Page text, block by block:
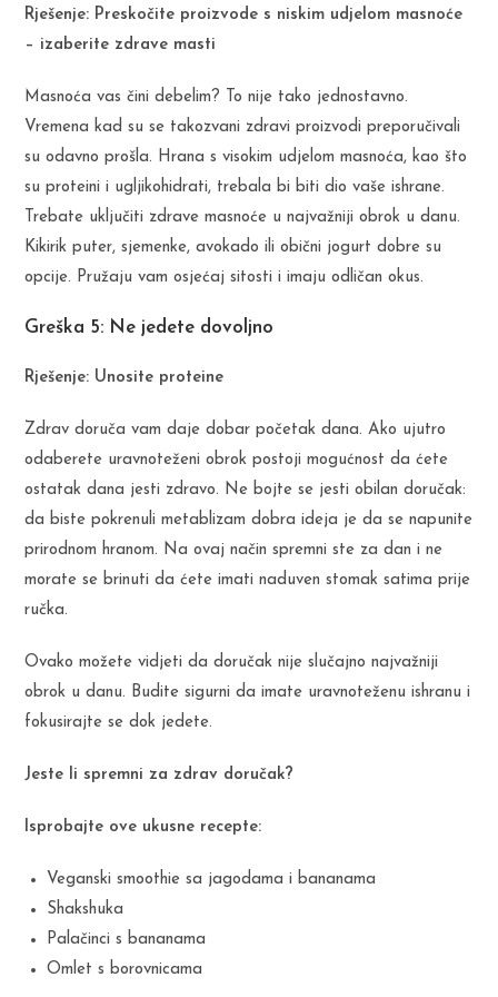
Rješenje: Preskočite proizvode s niskim udjelom masnoće
– izaberite zdrave masti
Masnoća vas čini debelim? To nije tako jednostavno.
Vremena kad su se takozvani zdravi proizvodi preporučivali
su odavno prošla. Hrana s visokim udjelom masnoća, kao što
su proteini i ugljikohidrati, trebala bi biti dio vaše ishrane.
Trebate uključiti zdrave masnoće u najvažniji obrok u danu.
Kikirik puter, sjemenke, avokado ili obični jogurt dobre su
opcije. Pružaju vam osjećaj sitosti i imaju odličan okus.
Greška 5: Ne jedete dovoljno
Rješenje: Unosite proteine
Zdrav doruča vam daje dobar početak dana. Ako ujutro
odaberete uravnoteženi obrok postoji mogućnost da ćete
ostatak dana jesti zdravo. Ne bojte se jesti obilan doručak:
da biste pokrenuli metablizam dobra ideja je da se napunite
prirodnom hranom. Na ovaj način spremni ste za dan i ne
morate se brinuti da ćete imati naduven stomak satima prije
ručka.
Ovako možete vidjeti da doručak nije slučajno najvažniji
obrok u danu. Budite sigurni da imate uravnoteženu ishranu i
fokusirajte se dok jedete.
Jeste li spremni za zdrav doručak?
Isprobajte ove ukusne recepte:
Veganski smoothie sa jagodama i bananama
Shakshuka
Palačinci s bananama
Omlet s borovnicama